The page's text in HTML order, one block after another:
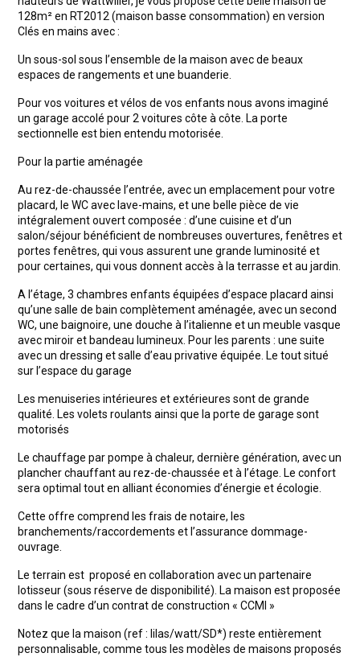
128m² en RT2012 (maison basse consommation) en version
Clés en mains avec :
Un sous-sol sous l’ensemble de la maison avec de beaux
espaces de rangements et une buanderie.
Pour vos voitures et vélos de vos enfants nous avons imaginé
un garage accolé pour 2 voitures côte à côte. La porte
sectionnelle est bien entendu motorisée.
Pour la partie aménagée
Au rez-de-chaussée l’entrée, avec un emplacement pour votre
placard, le WC avec lave-mains, et une belle pièce de vie
intégralement ouvert composée : d’une cuisine et d’un
salon/séjour bénéficient de nombreuses ouvertures, fenêtres et
portes fenêtres, qui vous assurent une grande luminosité et
pour certaines, qui vous donnent accès à la terrasse et au jardin.
A l’étage, 3 chambres enfants équipées d’espace placard ainsi
qu’une salle de bain complètement aménagée, avec un second
WC, une baignoire, une douche à l’italienne et un meuble vasque
avec miroir et bandeau lumineux. Pour les parents : une suite
avec un dressing et salle d’eau privative équipée. Le tout situé
sur l’espace du garage
Les menuiseries intérieures et extérieures sont de grande
qualité. Les volets roulants ainsi que la porte de garage sont
motorisés
Le chauffage par pompe à chaleur, dernière génération, avec un
plancher chauffant au rez-de-chaussée et à l’étage. Le confort
sera optimal tout en alliant économies d’énergie et écologie.
Cette offre comprend les frais de notaire, les
branchements/raccordements et l’assurance dommage-
ouvrage.
Le terrain est proposé en collaboration avec un partenaire
lotisseur (sous réserve de disponibilité). La maison est proposée
dans le cadre d’un contrat de construction « CCMI »
Notez que la maison (ref : lilas/watt/SD*) reste entièrement
personnalisable, comme tous les modèles de maisons proposés